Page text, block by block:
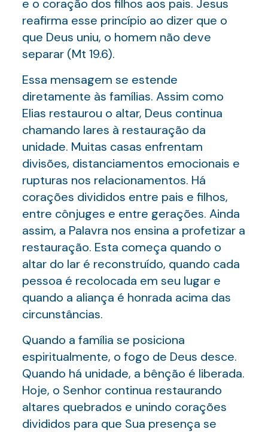
e o coração dos filhos aos pais. Jesus
reafirma esse princípio ao dizer que o
que Deus uniu, o homem não deve
separar (Mt 19.6).
Essa mensagem se estende
diretamente às famílias. Assim como
Elias restaurou o altar, Deus continua
chamando lares à restauração da
unidade. Muitas casas enfrentam
divisões, distanciamentos emocionais e
rupturas nos relacionamentos. Há
corações divididos entre pais e filhos,
entre cônjuges e entre gerações. Ainda
assim, a Palavra nos ensina a profetizar a
restauração. Esta começa quando o
altar do lar é reconstruído, quando cada
pessoa é recolocada em seu lugar e
quando a aliança é honrada acima das
circunstâncias.
Quando a família se posiciona
espiritualmente, o fogo de Deus desce.
Quando há unidade, a bênção é liberada.
Hoje, o Senhor continua restaurando
altares quebrados e unindo corações
divididos para que Sua presença se